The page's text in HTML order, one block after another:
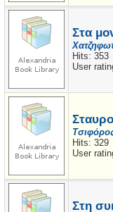
Στα
Hits: 353
User
Hits: 329
User
Στη